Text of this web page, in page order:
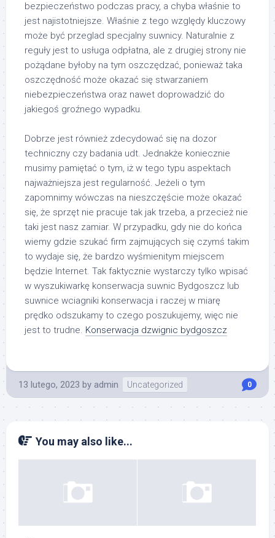
bezpieczeństwo podczas pracy, a chyba właśnie to
jest najistotniejsze. Właśnie z tego względy kluczowy
może być przeglad specjalny suwnicy. Naturalnie z
reguły jest to usługa odpłatna, ale z drugiej strony nie
pożądane byłoby na tym oszczędzać, ponieważ taka
oszczędność może okazać się stwarzaniem
niebezpieczeństwa oraz nawet doprowadzić do
jakiegoś groźnego wypadku.
Dobrze jest również zdecydować się na dozor
techniczny czy badania udt. Jednakże koniecznie
musimy pamiętać o tym, iż w tego typu aspektach
najważniejsza jest regularność. Jeżeli o tym
zapomnimy wówczas na nieszczęście może okazać
się, że sprzęt nie pracuje tak jak trzeba, a przecież nie
taki jest nasz zamiar. W przypadku, gdy nie do końca
wiemy gdzie szukać firm zajmujących się czymś takim
to wydaje się, że bardzo wyśmienitym miejscem
będzie Internet. Tak faktycznie wystarczy tylko wpisać
w wyszukiwarkę konserwacja suwnic Bydgoszcz lub
suwnice wciagniki konserwacja i raczej w miarę
prędko odszukamy to czego poszukujemy, więc nie
jest to trudne. Konserwacja dzwignic bydgoszcz
13 lutego, 2023 by admin Uncategorized 0
You may also like...